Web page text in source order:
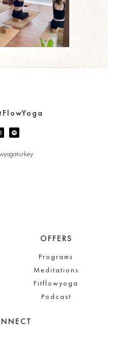
OFFERS
Programs
Meditations
Fitflowyoga
Podcast